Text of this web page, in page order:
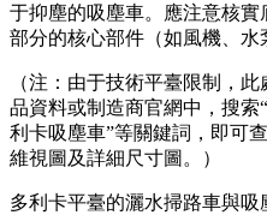
于抑塵的吸塵車。應注意核
部分的核心部件（如風機、水
（注：由于技術平臺限制，
品資料或制造商官網中，搜索
利卡吸塵車”等關鍵詞，即可
維視圖及詳細尺寸圖。）
多利卡平臺的灑水掃路車與